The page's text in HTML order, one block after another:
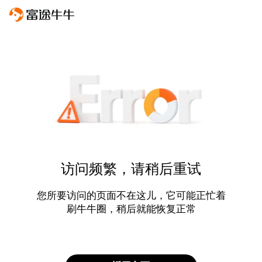
访问频繁，请稍后重试
您所要访问的页面不在这儿，它可能正忙着
刷牛牛圈，稍后就能恢复正常